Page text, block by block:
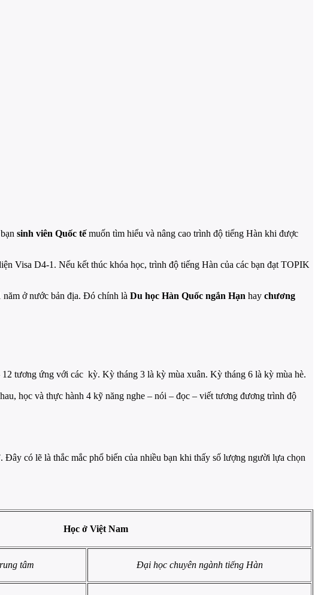
sinh viên Quốc tếmuốn tìm hiểu và nâng cao trình độ tiếng Hàn khi được
Visa D4-1. Nếu kết thúc khóa học, trình độ tiếng Hàn của các bạn đạt TOPIK
năm ở nước bản địa. Đó chính là Du học Hàn Quốc ngắn Hạn hay chương
tương ứng với các kỳ. Kỳ tháng 3 là kỳ mùa xuân. Kỳ tháng 6 là kỳ mùa hè.
học và thực hành 4 kỹ năng nghe – nói – đọc – viết tương đương trình độ
có lẽ là thắc mắc phổ biến của nhiều bạn khi thấy số lượng người lựa chọn
Học ở Việt Nam
tâm Đại học chuyên ngành tiếng Hàn